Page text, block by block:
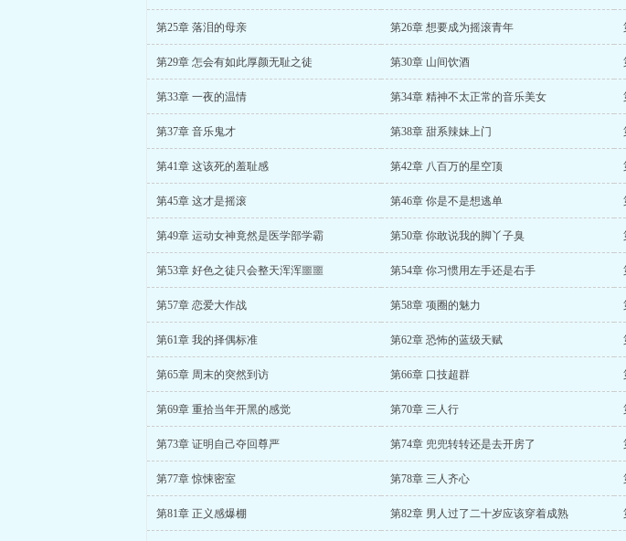
第25章 落泪的母亲 第26章 想要成为摇滚青年
第29章 怎会有如此厚颜无耻之徒 第30章 山间饮酒
第33章 一夜的温情 第34章 精神不太正常的音乐美女
第37章 音乐鬼才 第38章 甜系辣妹上门
第41章 这该死的羞耻感 第42章 八百万的星空顶
第45章 这才是摇滚 第46章 你是不是想逃单
第49章 运动女神竟然是医学部学霸 第50章 你敢说我的脚丫子臭
第53章 好色之徒只会整天浑浑噩噩 第54章 你习惯用左手还是右手
第57章 恋爱大作战 第58章 项圈的魅力
第61章 我的择偶标准 第62章 恐怖的蓝级天赋
第65章 周末的突然到访 第66章 口技超群
第69章 重拾当年开黑的感觉 第70章 三人行
第73章 证明自己夺回尊严 第74章 兜兜转转还是去开房了
第77章 惊悚密室 第78章 三人齐心
第81章 正义感爆棚 第82章 男人过了二十岁应该穿着成熟